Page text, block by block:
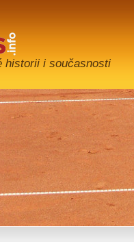
historii i současnosti